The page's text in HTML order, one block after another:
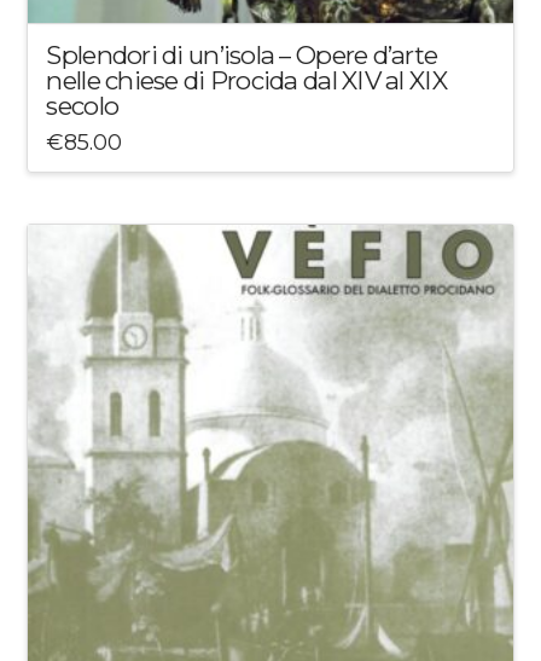
Splendori di un’isola – Opere d’arte
nelle chiese di Procida dal XIV al XIX
secolo
€85.00